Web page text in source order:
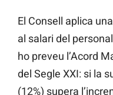
El Consell aplica
al salari del
ho preveu l’Acord
del Segle XXI: si la
(12%) supera